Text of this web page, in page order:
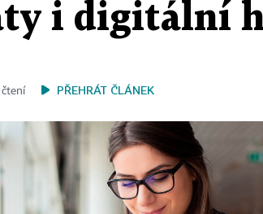
i digitální
čtení
PŘEHRÁT ČLÁNEK